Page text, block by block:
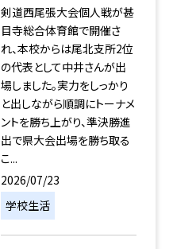
剣道西尾張大会個人戦が甚
目寺総合体育館で開催さ
れ、本校からは尾北支所2位
の代表として中井さんが出
場しました。実力をしっかり
と出しながら順調にトーナメ
ントを勝ち上がり、準決勝進
出で県大会出場を勝ち取る
こ...
2026/07/23
学校生活